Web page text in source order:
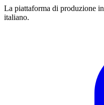
La piattaforma di produzione
italiano.